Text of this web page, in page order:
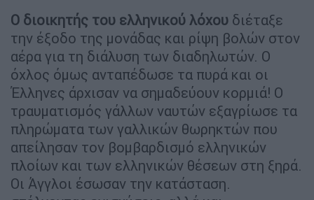
Ο διοικητής του ελληνικού λόχου διέταξε
την έξοδο της μονάδας και ρίψη βολών στον
αέρα για τη διάλυση των διαδηλωτών. Ο
όχλος όμως ανταπέδωσε τα πυρά και οι
Έλληνες άρχισαν να σημαδεύουν κορμιά! Ο
τραυματισμός γάλλων ναυτών εξαγρίωσε τα
πληρώματα των γαλλικών θωρηκτών που
απείλησαν τον βομβαρδισμό ελληνικών
πλοίων και των ελληνικών θέσεων στη ξηρά.
Οι Άγγλοι έσωσαν την κατάσταση.